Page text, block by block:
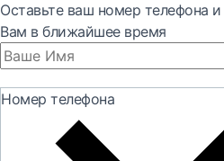
Оставьте ваш номер телефона
Вам в ближайшее время
Номер телефона